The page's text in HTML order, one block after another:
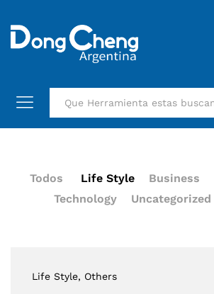
Todos Life Style Business
Technology
Uncategorized
Life Style, Others